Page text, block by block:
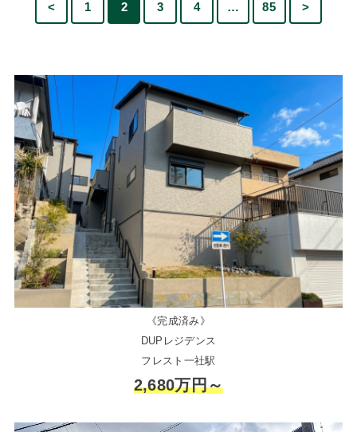
< 1 2 3 4 … 85 >
《完成済み》
DUPレジデンス
フレスト一社駅
2,680万円～